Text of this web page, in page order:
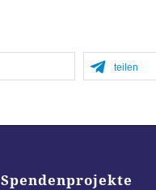
teilen
Spendenprojekte